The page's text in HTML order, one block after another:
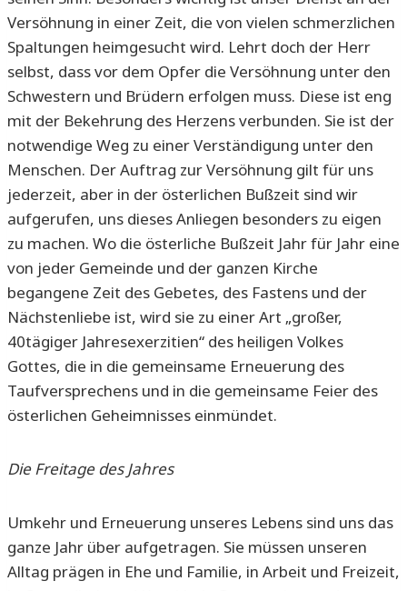
Versöhnung in einer Zeit, die von vielen schmerzlichen
Spaltungen heimgesucht wird. Lehrt doch der Herr
selbst, dass vor dem Opfer die Versöhnung unter den
Schwestern und Brüdern erfolgen muss. Diese ist eng
mit der Bekehrung des Herzens verbunden. Sie ist der
notwendige Weg zu einer Verständigung unter den
Menschen. Der Auftrag zur Versöhnung gilt für uns
jederzeit, aber in der österlichen Bußzeit sind wir
aufgerufen, uns dieses Anliegen besonders zu eigen
zu machen. Wo die österliche Bußzeit Jahr für Jahr eine
von jeder Gemeinde und der ganzen Kirche
begangene Zeit des Gebetes, des Fastens und der
Nächstenliebe ist, wird sie zu einer Art „großer,
40tägiger Jahresexerzitien“ des heiligen Volkes
Gottes, die in die gemeinsame Erneuerung des
Taufversprechens und in die gemeinsame Feier des
österlichen Geheimnisses einmündet.
Die Freitage des Jahres
Umkehr und Erneuerung unseres Lebens sind uns das
ganze Jahr über aufgetragen. Sie müssen unseren
Alltag prägen in Ehe und Familie, in Arbeit und Freizeit,